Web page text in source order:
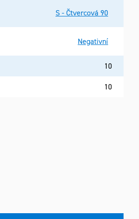
S - Čtvercová 90
Negativní
10
10